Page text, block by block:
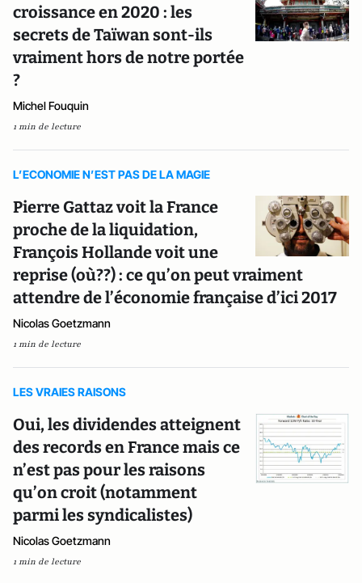
croissance en 2020 : les
secrets de Taïwan sont-ils
vraiment hors de notre portée
?
Michel Fouquin
1 min de lecture
L’ECONOMIE N’EST PAS DE LA MAGIE
Pierre Gattaz voit la France
proche de la liquidation,
François Hollande voit une
reprise (où??) : ce qu’on peut vraiment
attendre de l’économie française d’ici 2017
Nicolas Goetzmann
1 min de lecture
LES VRAIES RAISONS
Oui, les dividendes atteignent
des records en France mais ce
n’est pas pour les raisons
qu’on croit (notamment
parmi les syndicalistes)
Nicolas Goetzmann
1 min de lecture